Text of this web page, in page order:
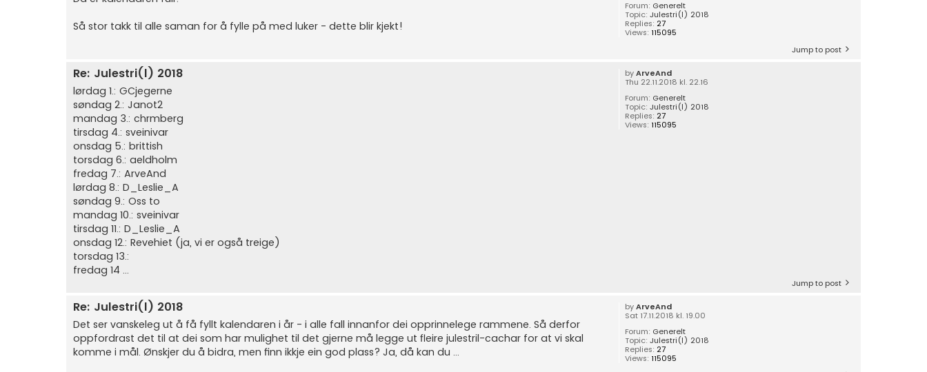
Forum: Generelt
Topic:Julestri(l) 2018
Replies: 27
Views: 115095
Så stor takk til alle saman for å fylle på med luker - dette blir kjekt!
Jump to post
byArveAnd
Thu 22.11.2018 kl. 22.16
Forum: Generelt
Topic:Julestri(l) 2018
Replies: 27
Views: 115095
Re: Julestri(l) 2018
lørdag 1.: GCjegerne
søndag 2.: Janot2
mandag 3.: chrmberg
tirsdag 4.: sveinivar
onsdag 5.: brittish
torsdag 6.: aeldholm
fredag 7.: ArveAnd
lørdag 8.: D_Leslie_A
søndag 9.: Oss to
mandag 10.: sveinivar
tirsdag 11.: D_Leslie_A
onsdag 12.: Revehiet (ja, vi er også treige)
torsdag 13.:
fredag 14 ...
Jump to post
byArveAnd
Sat 17.11.2018 kl. 19.00
Forum: Generelt
Topic:Julestri(l) 2018
Replies: 27
Views: 115095
Re: Julestri(l) 2018
Det ser vanskeleg ut å få fyllt kalendaren i år - i alle fall innanfor dei opprinnelege rammene. Så derfor
oppfordrast det til at dei som har mulighet til det gjerne må legge ut fleire julestril-cachar for at vi skal
komme i mål. Ønskjer du å bidra, men finn ikkje ein god plass? Ja, då kan du ...